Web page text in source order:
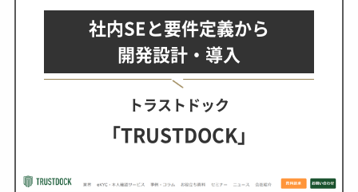
社内SEと要件定義から
開発設計・導入
トラストドック
「TRUSTDOCK」